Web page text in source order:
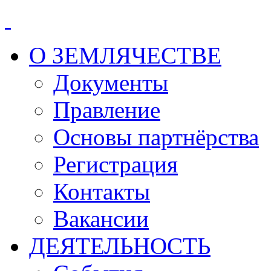
О ЗЕМЛЯЧЕСТВЕ
Документы
Правление
Основы партнёрства
Регистрация
Контакты
Вакансии
ДЕЯТЕЛЬНОСТЬ